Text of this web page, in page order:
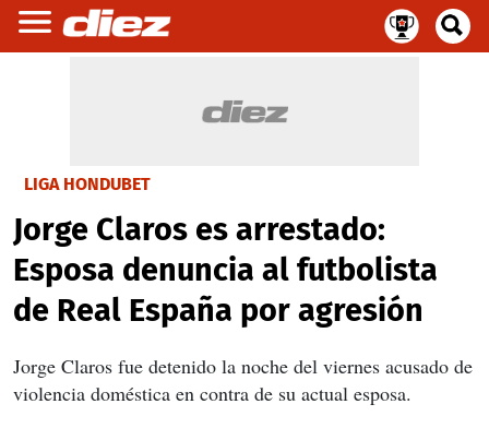
LIGA HONDUBET
Jorge Claros es arrestado:
Esposa denuncia al futbolista
de Real España por agresión
Jorge Claros fue detenido la noche del viernes acusado de
violencia doméstica en contra de su actual esposa.